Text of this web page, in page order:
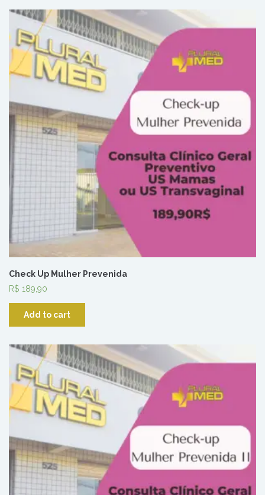
Check Up Mulher Prevenida
R$ 189,90
Add to cart